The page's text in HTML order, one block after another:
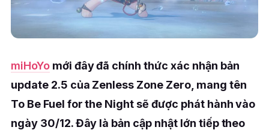
miHoYomới đây đã chính thức xác nhận bản
update 2.5 của Zenless Zone Zero, mang tên
To Be Fuel for the Night sẽ được phát hành vào
ngày 30/12. Đây là bản cập nhật lớn tiếp theo